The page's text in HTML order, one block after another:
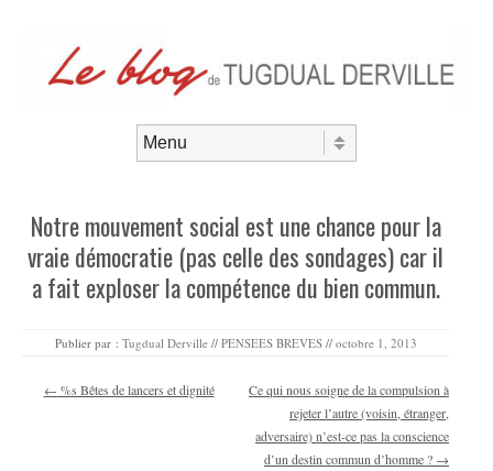
Notre mouvement social est une chance pour la
vraie démocratie (pas celle des sondages) car il
a fait exploser la compétence du bien commun.
Publier par : Tugdual Derville // PENSEES BREVES // octobre 1, 2013
Navigation des articles
← %s Bêtes de lancers et dignité
Ce qui nous soigne de la compulsion à
rejeter l’autre (voisin, étranger,
adversaire) n’est-ce pas la conscience
d’un destin commun d’homme ? →